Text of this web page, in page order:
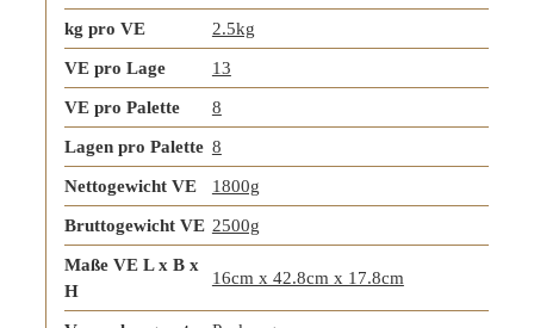
kg pro VE 2.5kg
VE pro Lage 13
VE pro Palette 8
Lagen pro Palette 8
Nettogewicht VE 1800g
Bruttogewicht VE 2500g
Maße VE L x B x
H
16cm x 42.8cm x 17.8cm